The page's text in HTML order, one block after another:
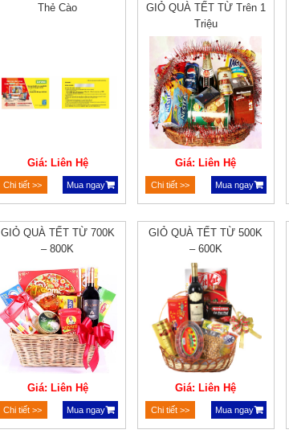
Thẻ Cào
Giá: Liên Hệ
Chi tiết >> Mua ngay
GIỎ QUÀ TẾT TỪ Trên 1
Triệu
Giá: Liên Hệ
Chi tiết >> Mua ngay
GIỎ QUÀ TẾT TỪ 700K
– 800K
Giá: Liên Hệ
Chi tiết >> Mua ngay
GIỎ QUÀ TẾT TỪ 500K
– 600K
Giá: Liên Hệ
Chi tiết >> Mua ngay